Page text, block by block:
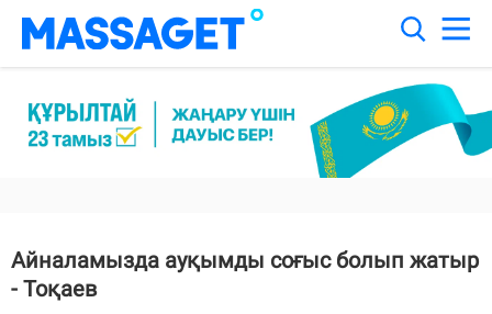
Айналамызда ауқымды соғыс болып жатыр
- Тоқаев